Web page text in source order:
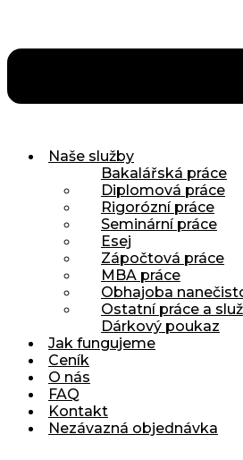
Naše služby
Bakalářská práce
Diplomová práce
Rigorózní práce
Seminární práce
Esej
Zápočtová práce
MBA práce
Obhajoba
Ostatní práce a
Dárkový poukaz
Jak fungujeme
Ceník
O nás
FAQ
Kontakt
Nezávazná objednávka